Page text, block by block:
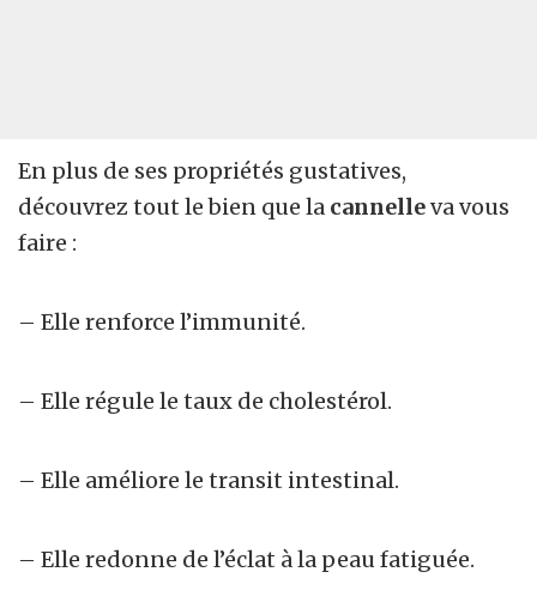
En plus de ses propriétés gustatives,
découvrez tout le bien que la cannelleva vous
faire :
– Elle renforce l’immunité.
– Elle régule le taux de cholestérol.
– Elle améliore le transit intestinal.
– Elle redonne de l’éclat à la peau fatiguée.